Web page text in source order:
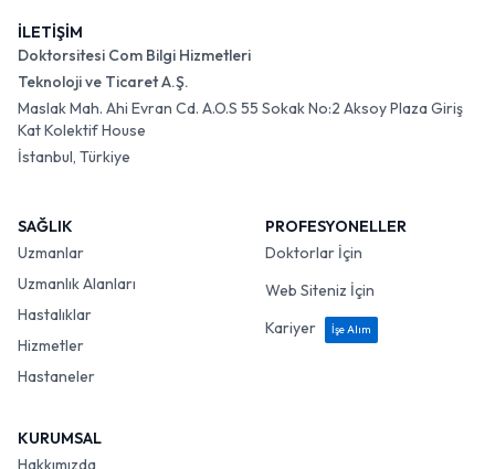
İLETİŞİM
Doktorsitesi Com Bilgi Hizmetleri
Teknoloji ve Ticaret A.Ş.
Maslak Mah. Ahi Evran Cd. A.O.S 55 Sokak No:2 Aksoy Plaza Giriş
Kat Kolektif House
İstanbul, Türkiye
SAĞLIK
Uzmanlar
Uzmanlık Alanları
Hastalıklar
Hizmetler
Hastaneler
PROFESYONELLER
Doktorlar İçin
Web Siteniz İçin
Kariyer
İşe Alım
KURUMSAL
Hakkımızda